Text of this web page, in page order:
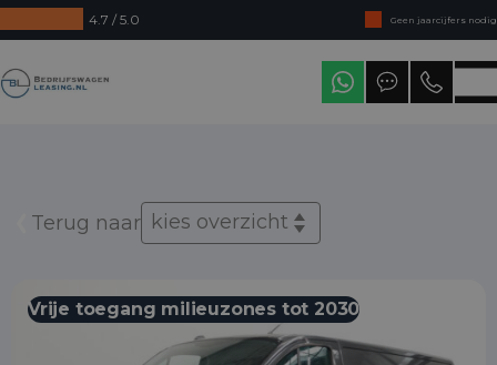
4.7 / 5.0
Geen jaarcijfers nodig
Direct uit voorraad leverbaar
Levering in heel Nederland
Terug naar kies overzicht
Vrije toegang milieuzones tot 2030